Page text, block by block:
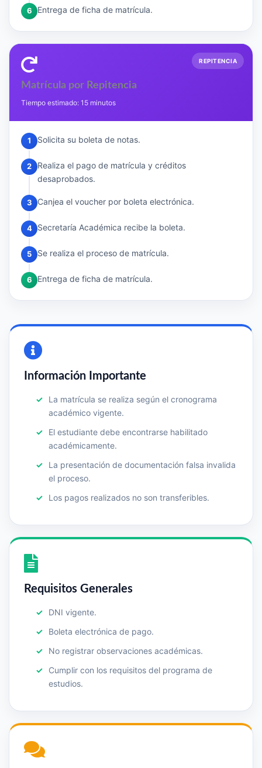
6 Entrega de ficha de matrícula.
REPITENCIA
Matrícula por Repitencia
Tiempo estimado: 15 minutos
1 Solicita su boleta de notas.
2
Realiza el pago de matrícula y créditos
desaprobados.
3 Canjea el voucher por boleta electrónica.
4 Secretaría Académica recibe la boleta.
5 Se realiza el proceso de matrícula.
6 Entrega de ficha de matrícula.
Información Importante
La matrícula se realiza según el cronograma
académico vigente.
El estudiante debe encontrarse habilitado
académicamente.
La presentación de documentación falsa invalida
el proceso.
Los pagos realizados no son transferibles.
Requisitos Generales
DNI vigente.
Boleta electrónica de pago.
No registrar observaciones académicas.
Cumplir con los requisitos del programa de
estudios.